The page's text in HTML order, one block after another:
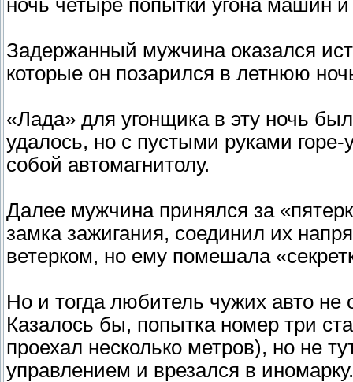
ночь четыре попытки угона машин
Задержанный мужчина оказался
которые он позарился в летнюю
«Лада» для угонщика в эту ночь
удалось, но с пустыми руками горе-
собой автомагнитолу.
Далее мужчина принялся за
замка зажигания, соединил их
ветерком, но ему помешала
Но и тогда любитель чужих авто
Казалось бы, попытка номер три
проехал несколько метров), но не
управлением и врезался в